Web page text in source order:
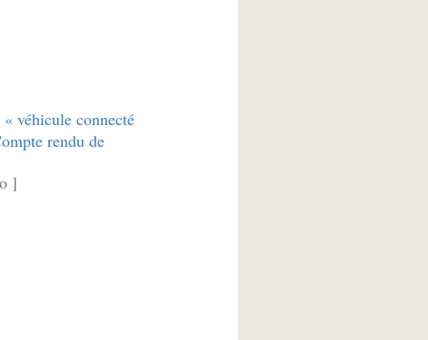
véhicule connecté
rendu de
]